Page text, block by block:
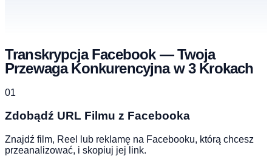
Transkrypcja Facebook — Twoja
Przewaga Konkurencyjna w 3 Krokach
01
Zdobądź URL Filmu z Facebooka
Znajdź film, Reel lub reklamę na Facebooku, którą chcesz
przeanalizować, i skopiuj jej link.